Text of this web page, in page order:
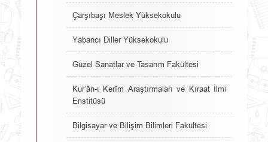
Çarşıbaşı Meslek Yüksekokulu
Yabancı Diller Yüksekokulu
Güzel Sanatlar ve Tasarım Fakültesi
Kur’ân-ı Kerîm Araştırmaları ve Kıraat İlmi
Enstitüsü
Bilgisayar ve Bilişim Bilimleri Fakültesi